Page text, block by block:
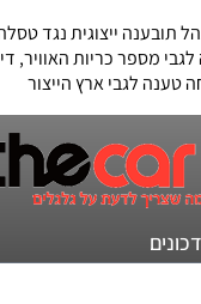
תובענה ייצוגית נגד
מספר כריות האוויר,